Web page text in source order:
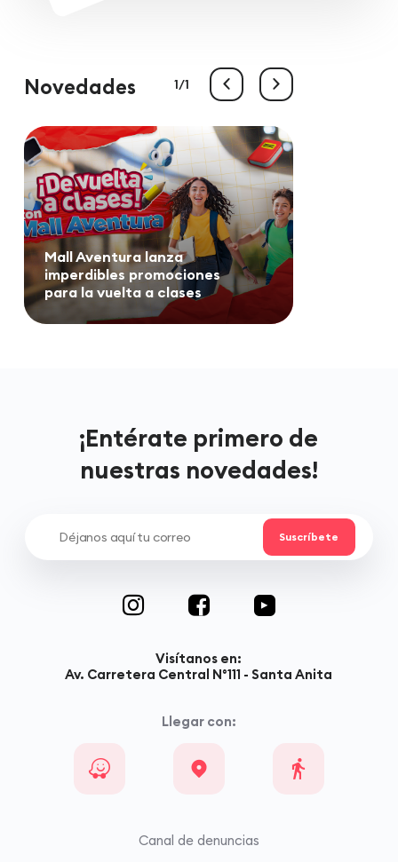
Novedades
Mall Aventura lanza
imperdibles promociones
para la vuelta a clases
1 1
¡Entérate primero de
nuestras novedades!
Visítanos en:
Av. Carretera Central N°111 - Santa Anita
Llegar con:
Canal de denuncias